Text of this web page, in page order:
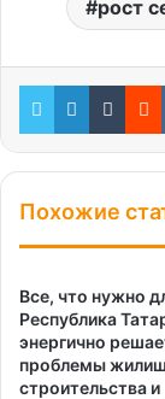
рост
TwitterLinkedIn
Похожие
Все, что нужно
Республика
энергично
проблемы
строительства и